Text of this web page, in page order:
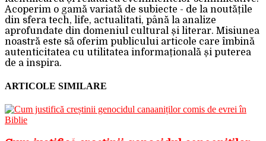
Acoperim o gamă variată de subiecte - de la noutățile
din sfera tech, life, actualitati, până la analize
aprofundate din domeniul cultural și literar. Misiunea
noastră este să oferim publicului articole care îmbină
autenticitatea cu utilitatea informațională și puterea
de a inspira.
ARTICOLE SIMILARE